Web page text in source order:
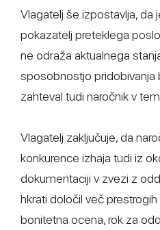
Vlagatelj še izpostavlja, da
pokazatelj preteklega
ne odraža aktualnega
sposobnostjo pridobivanja
zahteval tudi naročnik v
Vlagatelj zaključuje, da
konkurence izhaja tudi iz
dokumentaciji v zvezi z
hkrati določil več
bonitetna ocena, rok za